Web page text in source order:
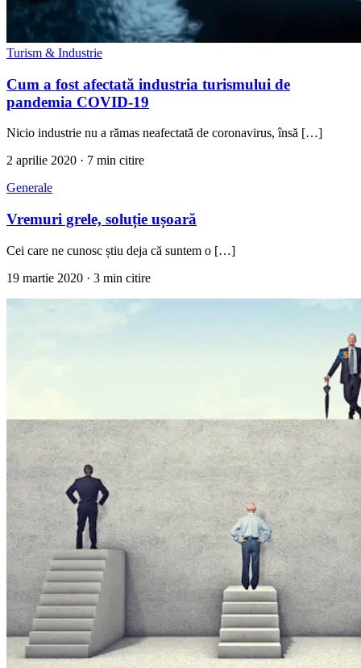
Turism & Industrie
Cum a fost afectată industria turismului de
pandemia COVID-19
Nicio industrie nu a rămas neafectată de coronavirus, însă […]
2 aprilie 2020 · 7 min citire
Generale
Vremuri grele, soluție ușoară
Cei care ne cunosc știu deja că suntem o […]
19 martie 2020 · 3 min citire